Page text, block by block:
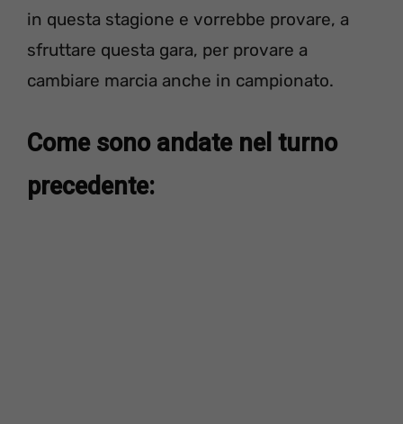
in questa stagione e vorrebbe provare, a
sfruttare questa gara, per provare a
cambiare marcia anche in campionato.
Come sono andate nel turno
precedente: